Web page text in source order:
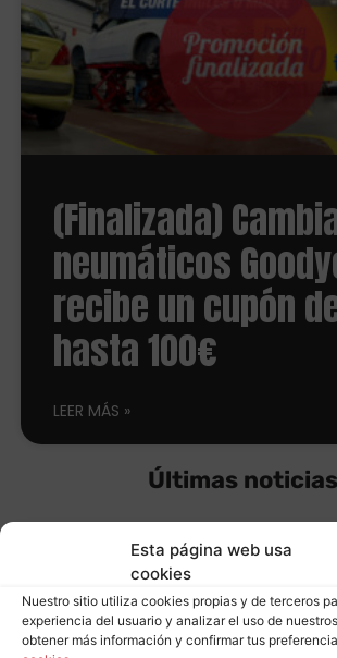
Esta página web usa
cookies
Nuestro sitio utiliza cookies propias y de terceros
experiencia del usuario y analizar el uso de
obtener más información y confirmar tus
(Finalizada)
neumáticos
recibe un cupón
hasta 100€
LEER MÁS
Últimas noticias
Equípate con
neumáticos
Leer más